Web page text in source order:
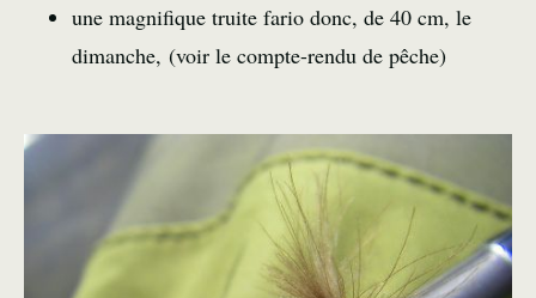
une magnifique truite fario donc, de 40 cm, le
dimanche, (voir le compte-rendu de pêche)